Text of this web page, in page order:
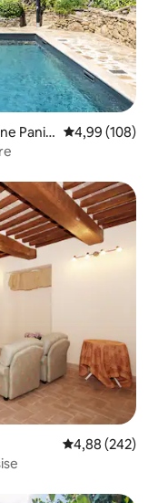
Panic
Évaluation
4,99 (108)
Évaluation
4,88 (242)